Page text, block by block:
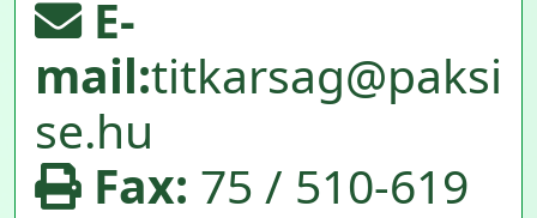
E-
mail:titkarsag@paksi
se.hu
Fax: 75 / 510-619